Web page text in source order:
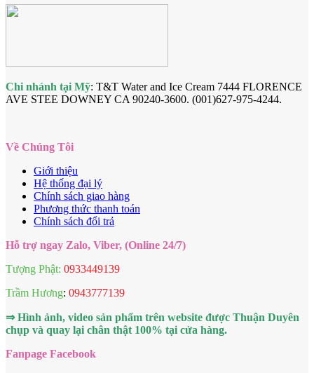
Chi nhánh tại Mỹ: T&T Water and Ice Cream 7444 FLORENCE
AVE STEE DOWNEY CA 90240-3600. (001)627-975-4244.
Về Chúng Tôi
Giới thiệu
Hệ thống đại lý
Chính sách giao hàng
Phương thức thanh toán
Chính sách đổi trả
Hỗ trợ ngay Zalo, Viber, (Online 24/7)
Tượng Phật: 0933449139
Trầm Hương: 0943777139
⇒ Hình ảnh, video sản phẩm trên website được Thuận Duyên
chụp và quay lại chân thật 100% tại cửa hàng.
Fanpage Facebook